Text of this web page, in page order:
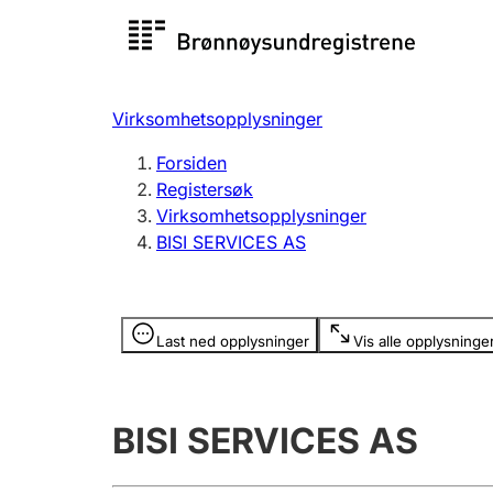
Registersøk
Registrere, endre, slette
Virksomhetsopplysninger
Forsiden
Registersøk
Virksomhetsopplysninger
BISI SERVICES AS
Last ned opplysninger Vis alle
Opplysninger er skjult
BISI SERVICES AS